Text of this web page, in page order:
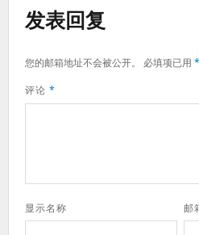
发表回复
您的邮箱地址不会被公开。 必填项已用 *
评论 *
显示名称 邮